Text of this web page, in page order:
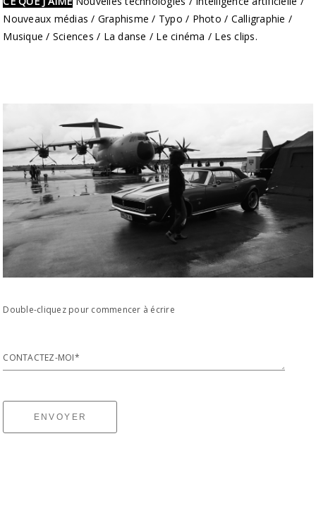
Nouveaux médias / Graphisme / Typo / Photo / Calligraphie /
Musique / Sciences / La danse / Le cinéma / Les clips.
Double-cliquez pour commencer à écrire
CONTACTEZ-MOI*
ENVOYER